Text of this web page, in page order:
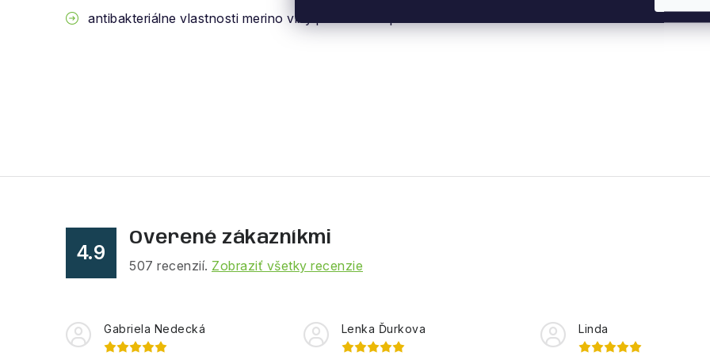
antibakteriálne vlastnosti merino vlny proti tvorbe pachu
4.9
Overené zákazníkmi
507 recenzií. Zobraziť všetky recenzie
Gabriela Nedecká Lenka Ďurkova Linda